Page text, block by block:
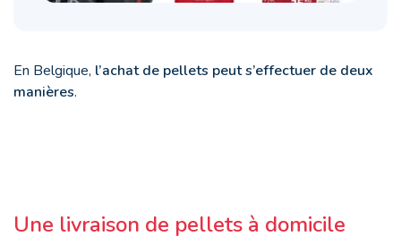
En Belgique, l’achat de pellets peut s’effectuer de deux
manières.
Une livraison de pellets à domicile